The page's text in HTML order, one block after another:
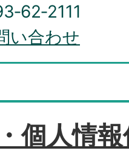
い合わせ
個人情